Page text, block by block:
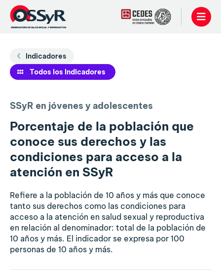
Indicadores
Todos los Indicadores
SSyR en jóvenes y adolescentes
Porcentaje de la población que
conoce sus derechos y las
condiciones para acceso a la
atención en SSyR
Refiere a la población de 10 años y más que conoce
tanto sus derechos como las condiciones para
acceso a la atención en salud sexual y reproductiva
en relación al denominador: total de la población de
10 años y más. El indicador se expresa por 100
personas de 10 años y más.